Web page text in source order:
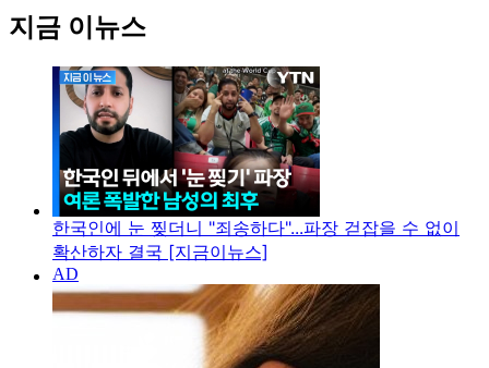
지금 이뉴스
한국인에 눈 찢더니 "죄송하다"...파장 걷잡을 수 없이
확산하자 결국 [지금이뉴스]